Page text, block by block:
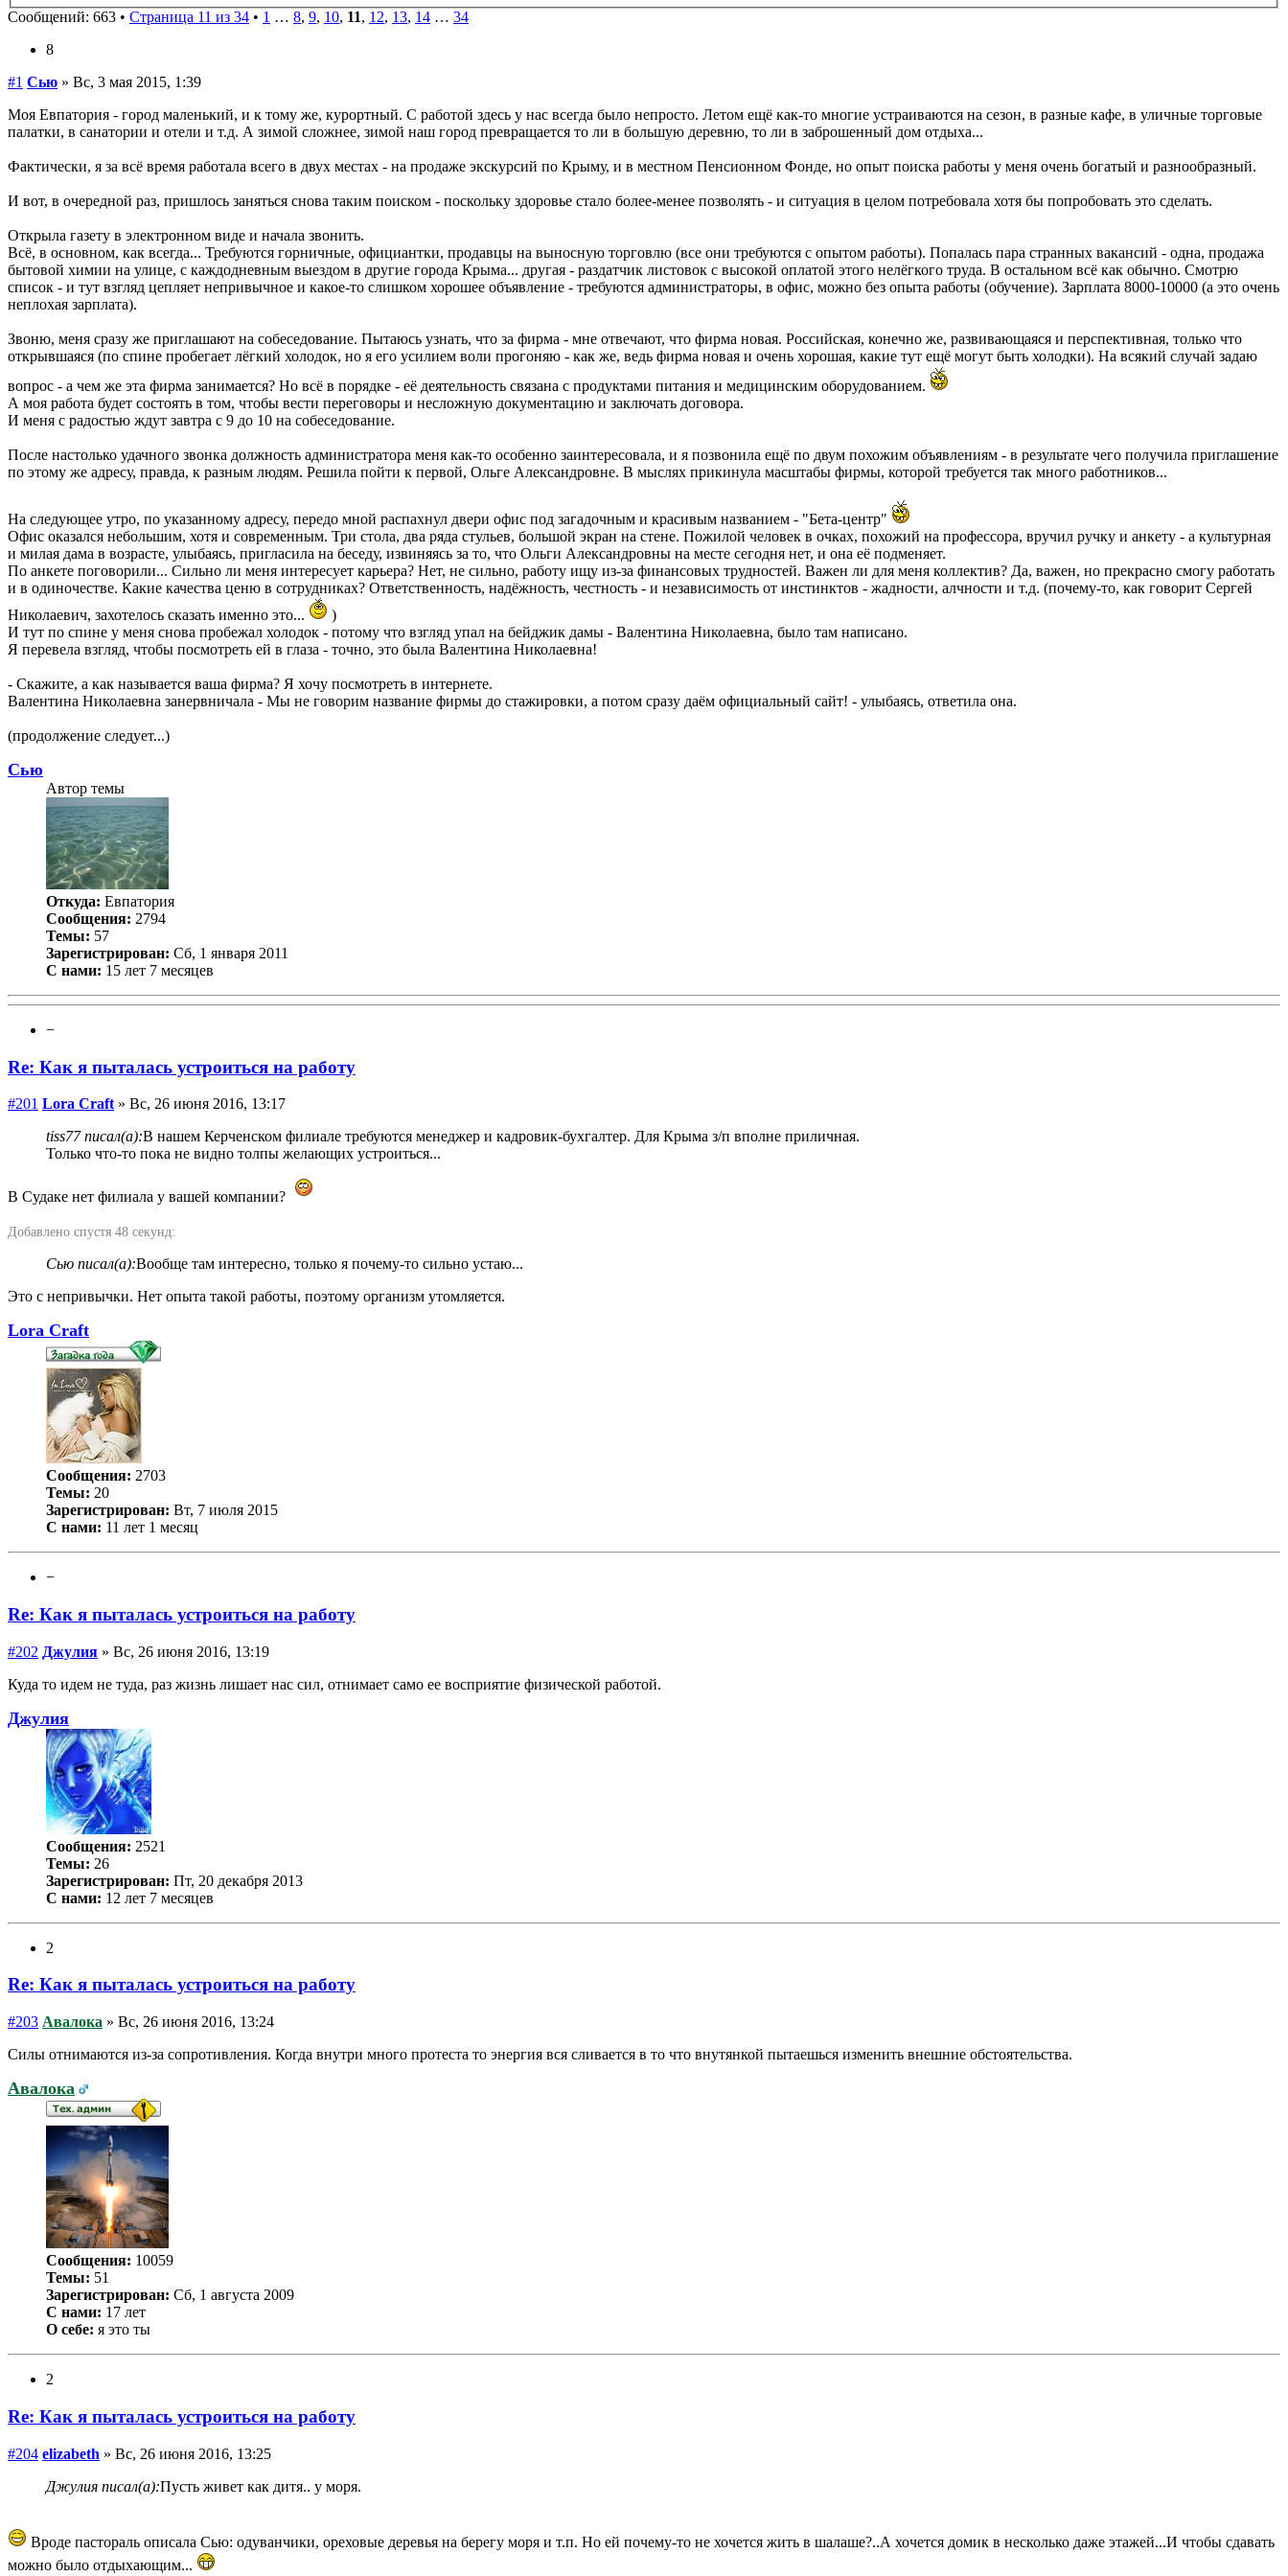
Сообщений: 663 • Страница 11 из 34 • 1 … 8, 9, 10, 11, 12, 13, 14 … 34
8
#1 Сью » Вс, 3 мая 2015, 1:39
Моя Евпатория - город маленький, и к тому же, курортный. С работой здесь у нас всегда было непросто. Летом ещё как-то многие устраиваются на сезон, в разные кафе, в уличные торговые
палатки, в санатории и отели и т.д. А зимой сложнее, зимой наш город превращается то ли в большую деревню, то ли в заброшенный дом отдыха...
Фактически, я за всё время работала всего в двух местах - на продаже экскурсий по Крыму, и в местном Пенсионном Фонде, но опыт поиска работы у меня очень богатый и разнообразный.
И вот, в очередной раз, пришлось заняться снова таким поиском - поскольку здоровье стало более-менее позволять - и ситуация в целом потребовала хотя бы попробовать это сделать.
Открыла газету в электронном виде и начала звонить.
Всё, в основном, как всегда... Требуются горничные, официантки, продавцы на выносную торговлю (все они требуются с опытом работы). Попалась пара странных вакансий - одна, продажа
бытовой химии на улице, с каждодневным выездом в другие города Крыма... другая - раздатчик листовок с высокой оплатой этого нелёгкого труда. В остальном всё как обычно. Смотрю
список - и тут взгляд цепляет непривычное и какое-то слишком хорошее объявление - требуются администраторы, в офис, можно без опыта работы (обучение). Зарплата 8000-10000 (а это очень
неплохая зарплата).
Звоню, меня сразу же приглашают на собеседование. Пытаюсь узнать, что за фирма - мне отвечают, что фирма новая. Российская, конечно же, развивающаяся и перспективная, только что
открывшаяся (по спине пробегает лёгкий холодок, но я его усилием воли прогоняю - как же, ведь фирма новая и очень хорошая, какие тут ещё могут быть холодки). На всякий случай задаю
вопрос - а чем же эта фирма занимается? Но всё в порядке - её деятельность связана с продуктами питания и медицинским оборудованием.
А моя работа будет состоять в том, чтобы вести переговоры и несложную документацию и заключать договора.
И меня с радостью ждут завтра с 9 до 10 на собеседование.
После настолько удачного звонка должность администратора меня как-то особенно заинтересовала, и я позвонила ещё по двум похожим объявлениям - в результате чего получила приглашение
по этому же адресу, правда, к разным людям. Решила пойти к первой, Ольге Александровне. В мыслях прикинула масштабы фирмы, которой требуется так много работников...
На следующее утро, по указанному адресу, передо мной распахнул двери офис под загадочным и красивым названием - "Бета-центр"
Офис оказался небольшим, хотя и современным. Три стола, два ряда стульев, большой экран на стене. Пожилой человек в очках, похожий на профессора, вручил ручку и анкету - а культурная
и милая дама в возрасте, улыбаясь, пригласила на беседу, извиняясь за то, что Ольги Александровны на месте сегодня нет, и она её подменяет.
По анкете поговорили... Сильно ли меня интересует карьера? Нет, не сильно, работу ищу из-за финансовых трудностей. Важен ли для меня коллектив? Да, важен, но прекрасно смогу работать
и в одиночестве. Какие качества ценю в сотрудниках? Ответственность, надёжность, честность - и независимость от инстинктов - жадности, алчности и т.д. (почему-то, как говорит Сергей
Николаевич, захотелось сказать именно это...
)
И тут по спине у меня снова пробежал холодок - потому что взгляд упал на бейджик дамы - Валентина Николаевна, было там написано.
Я перевела взгляд, чтобы посмотреть ей в глаза - точно, это была Валентина Николаевна!
- Скажите, а как называется ваша фирма? Я хочу посмотреть в интернете.
Валентина Николаевна занервничала - Мы не говорим название фирмы до стажировки, а потом сразу даём официальный сайт! - улыбаясь, ответила она.
(продолжение следует...)
Сью
Автор темы
Откуда: Евпатория
Сообщения: 2794
Темы: 57
Зарегистрирован: Сб, 1 января 2011
С нами: 15 лет 7 месяцев
−
Re: Как я пыталась устроиться на работу
#201 Lora Craft » Вс, 26 июня 2016, 13:17
tiss77 писал(а):В нашем Керченском филиале требуются менеджер и кадровик-бухгалтер. Для Крыма з/п вполне приличная.
Только что-то пока не видно толпы желающих устроиться...
В Судаке нет филиала у вашей компании?
Добавлено спустя 48 секунд:
Сью писал(а):Вообще там интересно, только я почему-то сильно устаю...
Это с непривычки. Нет опыта такой работы, поэтому организм утомляется.
Lora Craft
Сообщения: 2703
Темы: 20
Зарегистрирован: Вт, 7 июля 2015
С нами: 11 лет 1 месяц
−
Re: Как я пыталась устроиться на работу
#202 Джулия » Вс, 26 июня 2016, 13:19
Куда то идем не туда, раз жизнь лишает нас сил, отнимает само ее восприятие физической работой.
Джулия
Сообщения: 2521
Темы: 26
Зарегистрирован: Пт, 20 декабря 2013
С нами: 12 лет 7 месяцев
2
Re: Как я пыталась устроиться на работу
#203 Авалока » Вс, 26 июня 2016, 13:24
Силы отнимаются из-за сопротивления. Когда внутри много протеста то энергия вся сливается в то что внутянкой пытаешься изменить внешние обстоятельства.
Авалока
Сообщения: 10059
Темы: 51
Зарегистрирован: Сб, 1 августа 2009
С нами: 17 лет
О себе: я это ты
2
Re: Как я пыталась устроиться на работу
#204 elizabeth » Вс, 26 июня 2016, 13:25
Джулия писал(а):Пусть живет как дитя.. у моря.
Вроде пастораль описала Сью: одуванчики, ореховые деревья на берегу моря и т.п. Но ей почему-то не хочется жить в шалаше?..А хочется домик в несколько даже этажей...И чтобы сдавать
можно было отдыхающим...